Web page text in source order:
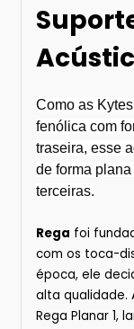
Como as
fenólica com
traseira, esse
de forma
terceiras.
Rega foi
com os toca-
época, ele
alta qualidade.
Rega Planar 1,